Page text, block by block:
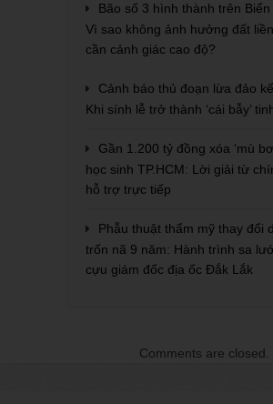
Bão số 3 hình thành trên
Vì sao không ảnh hưởng đất
cần cảnh giác cao độ?
Cảnh báo thủ đoạn lừa đảo
Khi sính lễ trở thành ‘cái bẫy’
Gần 1.200 tỷ đồng xóa ‘mù
học sinh TP.HCM: Lời giải từ
hỗ trợ trực tiếp
Phẫu thuật thẩm mỹ thay đổi
trốn nã 9 năm: Hành trình sa
cựu giám đốc địa ốc Đắk Lắk
Comments are closed.